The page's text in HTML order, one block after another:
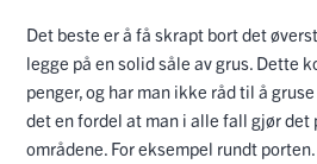
Det beste er å få skrapt bort det
legge på en solid såle av grus. Dette
penger, og har man ikke råd til å
det en fordel at man i alle fall gjør det
områdene. For eksempel rundt porten.